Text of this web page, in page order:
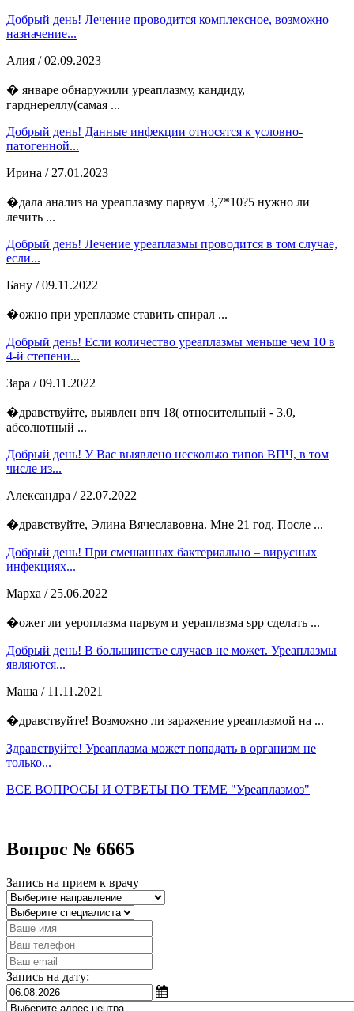
Добрый день! Лечение проводится комплексное, возможно
назначение...
Алия / 02.09.2023
� январе обнаружили уреаплазму, кандиду,
гарднереллу(самая ...
Добрый день! Данные инфекции относятся к условно-
патогенной...
Ирина / 27.01.2023
�дала анализ на уреаплазму парвум 3,7*10?5 нужно ли
лечить ...
Добрый день! Лечение уреаплазмы проводится в том случае,
если...
Бану / 09.11.2022
�ожно при уреплазме ставить спирал ...
Добрый день! Если количество уреаплазмы меньше чем 10 в
4-й степени...
Зара / 09.11.2022
�дравствуйте, выявлен впч 18( относительный - 3.0,
абсолютный ...
Добрый день! У Вас выявлено несколько типов ВПЧ, в том
числе из...
Александра / 22.07.2022
�дравствуйте, Элина Вячеславовна. Мне 21 год. После ...
Добрый день! При смешанных бактериально – вирусных
инфекциях...
Марха / 25.06.2022
�ожет ли уероплазма парвум и уераплвзма spp сделать ...
Добрый день! В большинстве случаев не может. Уреаплазмы
являются...
Маша / 11.11.2021
�дравствуйте! Возможно ли заражение уреаплазмой на ...
Здравствуйте! Уреаплазма может попадать в организм не
только...
ВСЕ ВОПРОСЫ И ОТВЕТЫ ПО ТЕМЕ "Уреаплазмоз"
Вопрос № 6665
Запись на прием к врачу
Запись на дату: